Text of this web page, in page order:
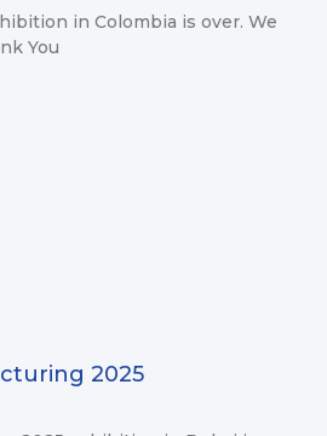
in Colombia is over. We
You
2025